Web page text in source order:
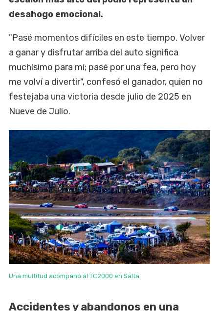
desahogo emocional.
"Pasé momentos difíciles en este tiempo. Volver
a ganar y disfrutar arriba del auto significa
muchísimo para mí; pasé por una fea, pero hoy
me volví a divertir", confesó el ganador, quien no
festejaba una victoria desde julio de 2025 en
Nueve de Julio.
Una multitud acompañó al TC2000 en Salta.
Accidentes y abandonos en una